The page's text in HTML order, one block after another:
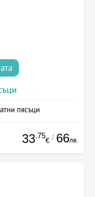
пясъци
33.75
€ / 66лв.